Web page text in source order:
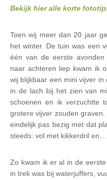
Bekijk hier alle korte
Toen wij meer dan 20 jaar
het winter. De tuin was een
één van de eerste
naar achteren liep kwam ik
wij blijkbaar een mini vijver
in de lach bij het zien van
schoenen en ik verzuchtte
grotere vijver zouden
eindelijk pas bezig met dat
steeds: vol met kikkerdril en…
Zo kwam ik er al in de
in trek was bij waterjuffers,